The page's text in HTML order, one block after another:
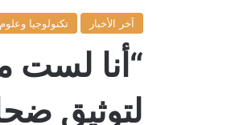
آخر الأخبار تكنولوجيا وعلوم
“أنا
لتوثيق